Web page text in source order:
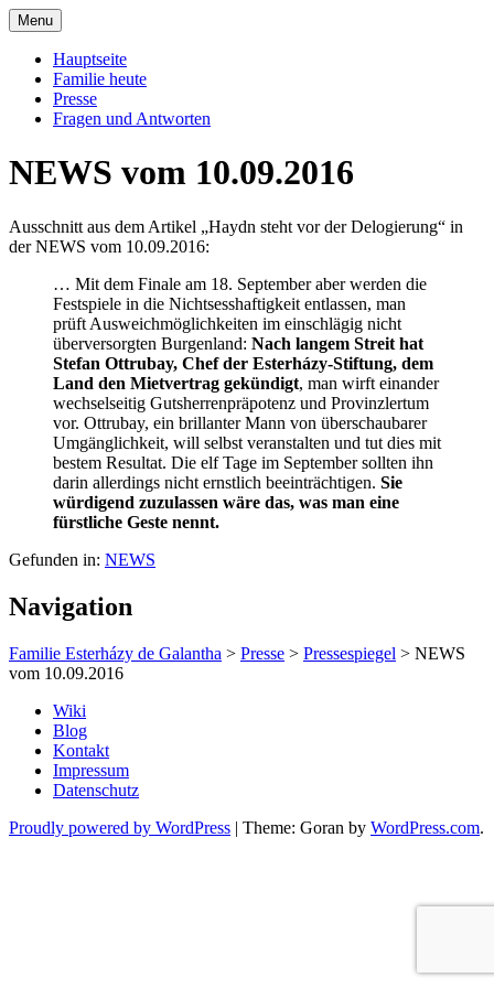
Skip
to
content
Familie Esterházy de Galantha
Galantha
Menu
Hauptseite
Familie heute
Presse
Fragen und Antworten
NEWS vom 10.09.2016
Ausschnitt aus dem Artikel „Haydn steht vor der Delogierung“ in
der NEWS vom 10.09.2016:
… Mit dem Finale am 18. September aber werden die
Festspiele in die Nichtsesshaftigkeit entlassen, man
prüft Ausweichmöglichkeiten im einschlägig nicht
überversorgten Burgenland: Nach langem Streit hat
Stefan Ottrubay, Chef der Esterházy-Stiftung, dem
Land den Mietvertrag gekündigt, man wirft einander
wechselseitig Gutsherrenpräpotenz und Provinzlertum
vor. Ottrubay, ein brillanter Mann von überschaubarer
Umgänglichkeit, will selbst veranstalten und tut dies mit
bestem Resultat. Die elf Tage im September sollten ihn
darin allerdings nicht ernstlich beeinträchtigen. Sie
würdigend zuzulassen wäre das, was man eine
fürstliche Geste nennt.
Gefunden in: NEWS
Navigation
Familie Esterházy de Galantha > Presse > Pressespiegel > NEWS
vom 10.09.2016
Wiki
Blog
Kontakt
Impressum
Datenschutz
Proudly powered by WordPress | Theme: Goran by WordPress.com.